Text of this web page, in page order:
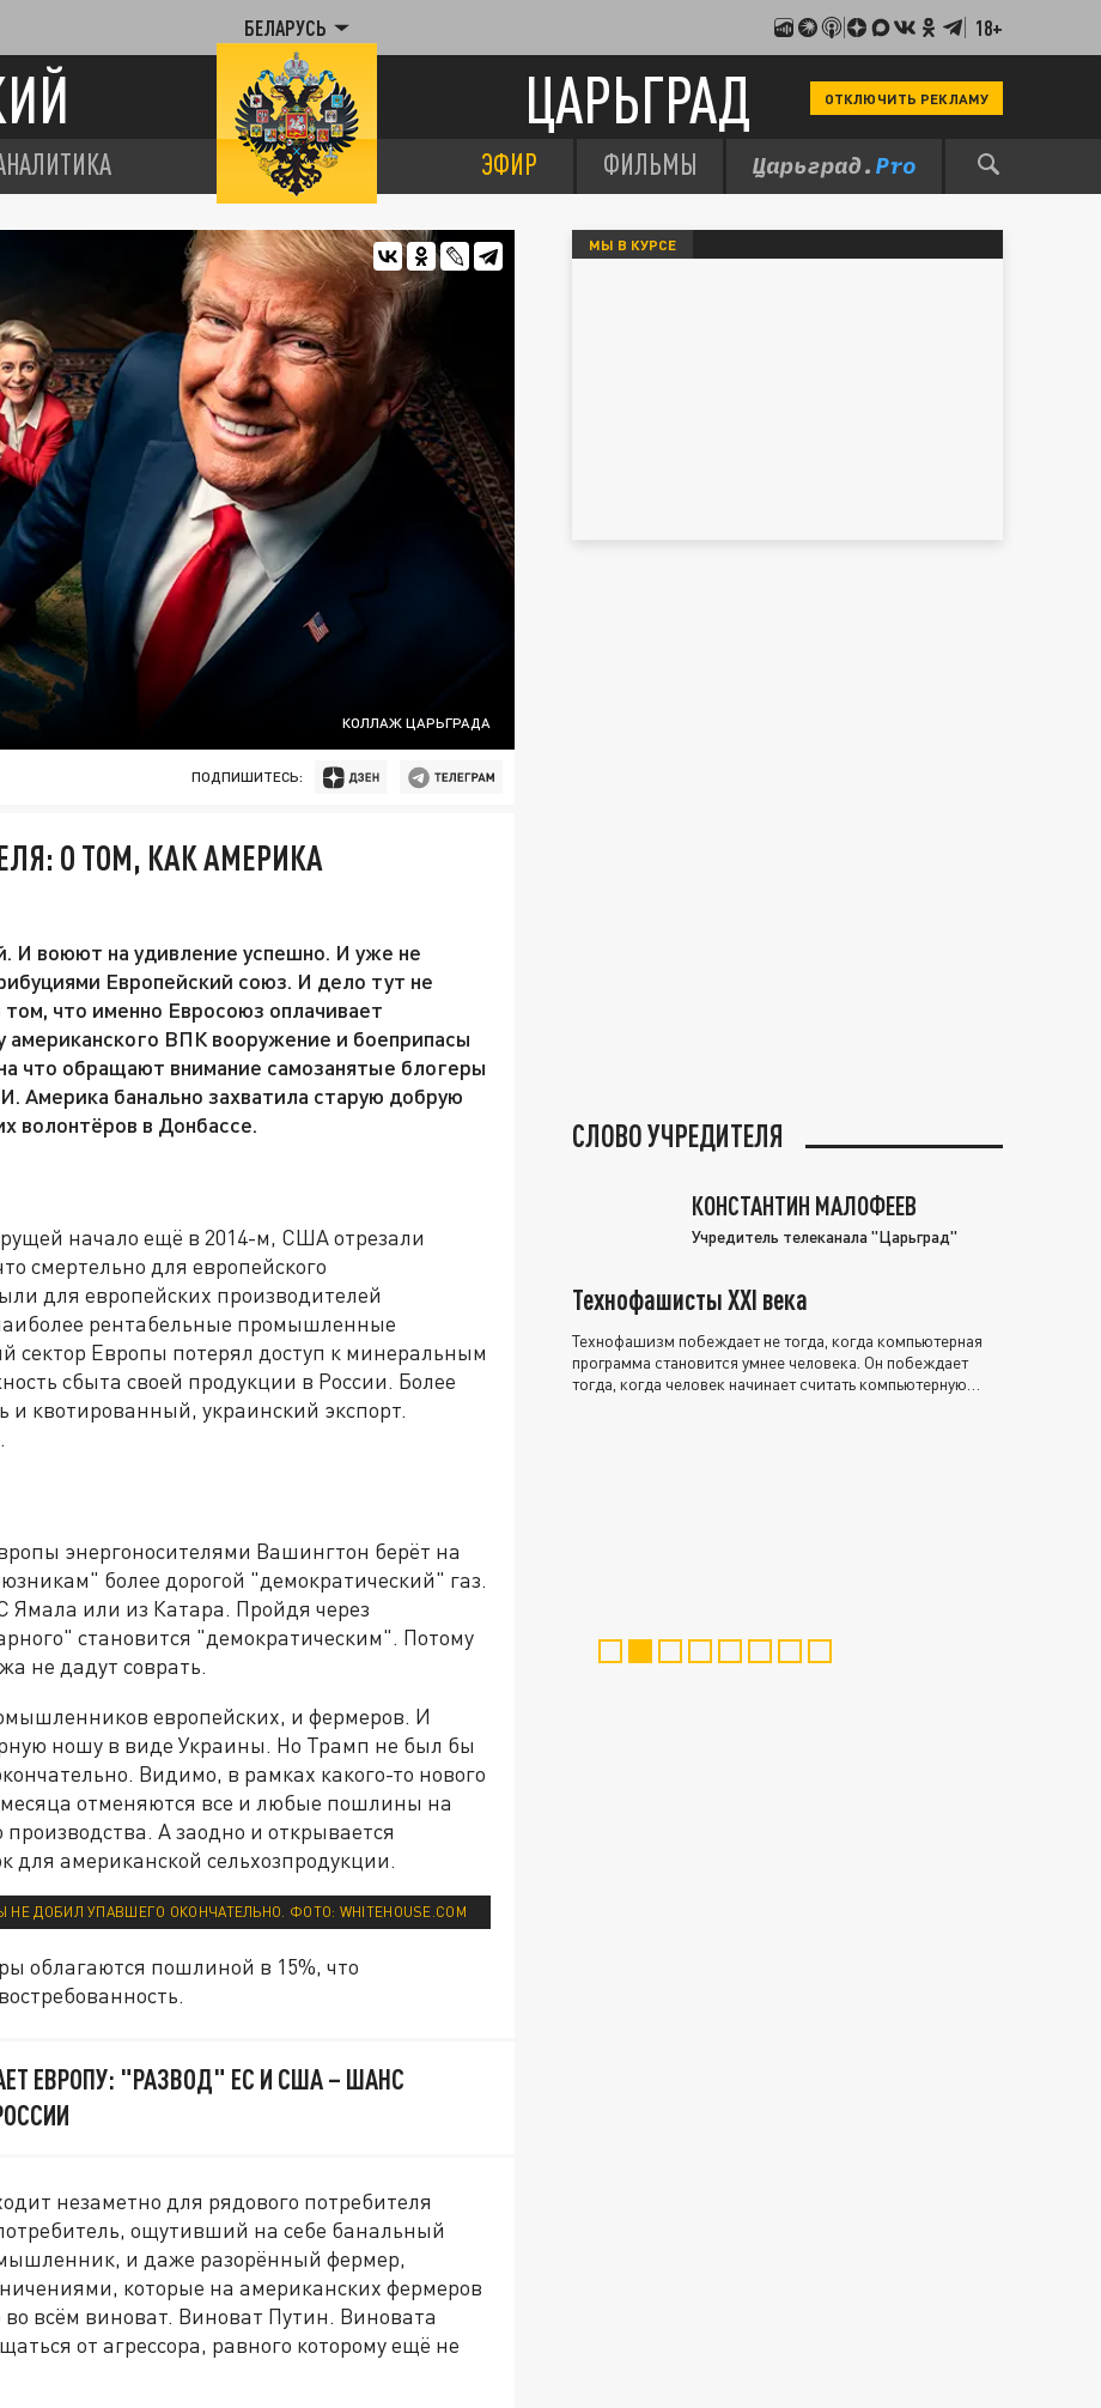
БЕЛАРУСЬ 18+
ЦАРЬГРАД ОТКЛЮЧИТЬ РЕКЛАМУ
ЭФИР ФИЛЬМЫ
КОЛЛАЖ ЦАРЬГРАДА
ПОДПИШИТЕСЬ:
О ТОМ, КАК АМЕРИКА
И воюют на удивление успешно. И уже не
Европейский союз. И дело тут не
что именно Евросоюз оплачивает
американского ВПК вооружение и боеприпасы
что обращают внимание самозанятые блогеры
Америка банально захватила старую добрую
волонтёров в Донбассе.
начало ещё в 2014-м, США отрезали
смертельно для европейского
для европейских производителей
рентабельные промышленные
сектор Европы потерял доступ к минеральным
сбыта своей продукции в России. Более
и квотированный, украинский экспорт.
энергоносителями Вашингтон берёт на
более дорогой "демократический" газ.
Ямала или из Катара. Пройдя через
становится "демократическим". Потому
не дадут соврать.
европейских, и фермеров. И
ношу в виде Украины. Но Трамп не был бы
Видимо, в рамках какого-то нового
отменяются все и любые пошлины на
А заодно и открывается
для американской сельхозпродукции.
ДОБИЛ УПАВШЕГО ОКОНЧАТЕЛЬНО. ФОТО: WHITEHOUSE.COM
облагаются пошлиной в 15%, что
ЕВРОПУ: "РАЗВОД" ЕС И США – ШАНС
незаметно для рядового потребителя
ощутивший на себе банальный
и даже разорённый фермер,
которые на американских фермеров
всём виноват. Виноват Путин. Виновата
от агрессора, равного которому ещё не
МЫ В КУРСЕ
СЛОВО УЧРЕДИТЕЛЯ
КОНСТАНТИН МАЛОФЕЕВ
Учредитель телеканала "Царьград"
Технофашисты XXI века
Технофашизм побеждает не тогда, когда компьютерная
программа становится умнее человека. Он побеждает
тогда, когда человек начинает считать компьютерную